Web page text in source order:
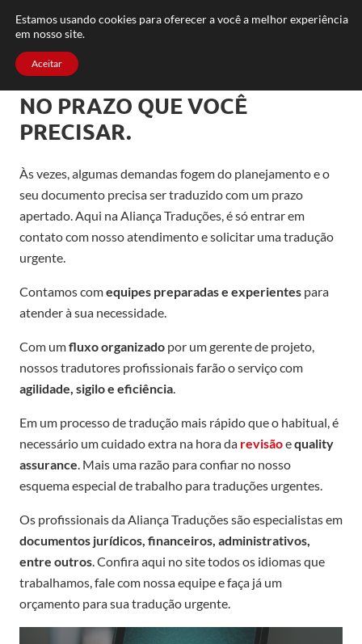
FAQ TRABALHE CONOSCO CONTATO
NO PRAZO QUE VOCÊ
PRECISAR.
Às vezes, algumas demandas fogem do planejamento e o
seu documento precisa ser traduzido com um prazo
apertado. Aqui na Aliança Traduções, é só entrar em
contato com nosso atendimento e solicitar uma tradução
urgente.
Contamos comequipes preparadas e experientes para
atender à sua necessidade.
Com umfluxo organizado por um gerente de projeto,
nossos tradutores profissionais farão o serviço com
agilidade, sigilo e eficiência.
Em um processo de tradução mais rápido que o habitual, é
necessário um cuidado extra na hora da revisãoequality
assurance. Mais uma razão para confiar no nosso
esquema especial de trabalho para traduções urgentes.
Os profissionais da Aliança Traduções são especialistas em
documentos jurídicos, financeiros, administrativos,
entre outros. Confira aqui no site todos os idiomas que
trabalhamos, fale com nossa equipe e faça já um
orçamento para sua tradução urgente.
Estamos usando cookies para oferecer a você a melhor experiência
em nosso site.
Aceitar